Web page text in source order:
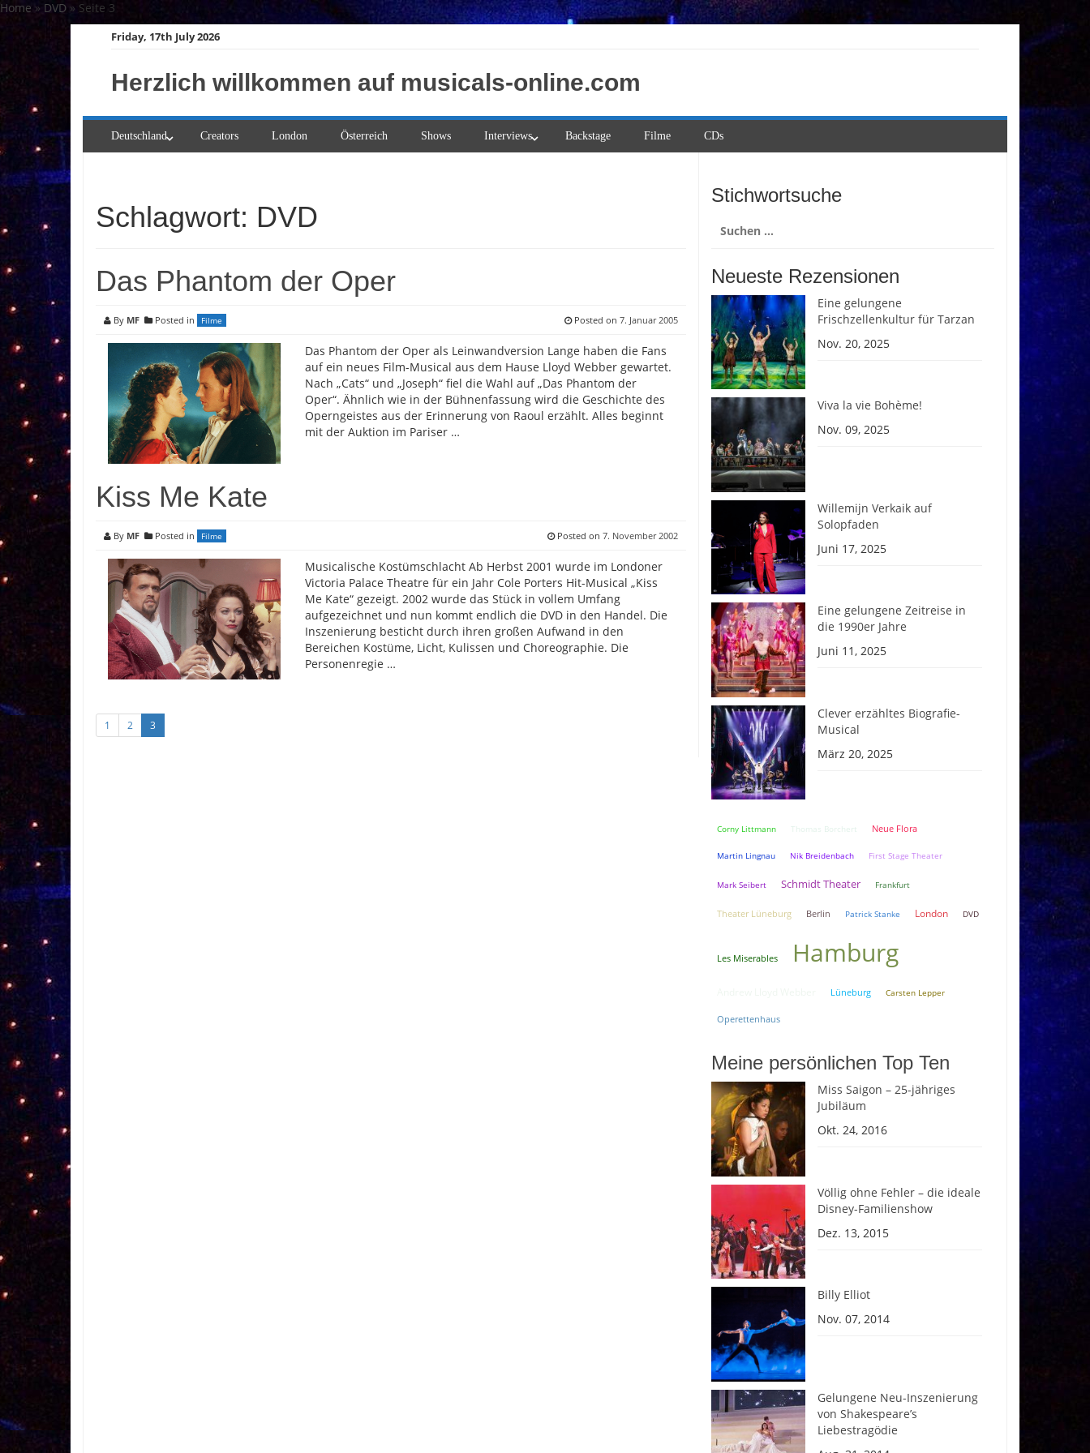
Skip
Home » DVD » Seite 3
Friday, 17th July 2026
Herzlich willkommen auf musicals-online.com
Deutschland Creators London Österreich Shows Interviews Backstage Filme CDs
Schlagwort: DVD
Das Phantom der Oper
By MF Posted in Filme Posted on 7. Januar 2005
Das Phantom der Oper als Leinwandversion Lange haben die Fans
auf ein neues Film-Musical aus dem Hause Lloyd Webber gewartet.
Nach „Cats“ und „Joseph“ fiel die Wahl auf „Das Phantom der
Oper“. Ähnlich wie in der Bühnenfassung wird die Geschichte des
Operngeistes aus der Erinnerung von Raoul erzählt. Alles beginnt
mit der Auktion im Pariser …
Kiss Me Kate
By MF Posted in Filme Posted on 7. November 2002
Musicalische Kostümschlacht Ab Herbst 2001 wurde im Londoner
Victoria Palace Theatre für ein Jahr Cole Porters Hit-Musical „Kiss
Me Kate“ gezeigt. 2002 wurde das Stück in vollem Umfang
aufgezeichnet und nun kommt endlich die DVD in den Handel. Die
Inszenierung besticht durch ihren großen Aufwand in den
Bereichen Kostüme, Licht, Kulissen und Choreographie. Die
Personenregie …
1 2 3
Stichwortsuche
nach:
Neueste Rezensionen
Eine gelungene
Frischzellenkultur für Tarzan
Nov. 20, 2025
Viva la vie Bohème!
Nov. 09, 2025
Willemijn Verkaik auf
Solopfaden
Juni 17, 2025
Eine gelungene Zeitreise in
die 1990er Jahre
Juni 11, 2025
Clever erzähltes Biografie-
Musical
März 20, 2025
Corny Littmann Thomas Borchert Neue Flora
Martin Lingnau Nik Breidenbach First Stage Theater
Mark Seibert Schmidt Theater Frankfurt
Theater Lüneburg Berlin Patrick Stanke London DVD
Les Miserables Hamburg
Lüneburg Carsten Lepper
Operettenhaus
Meine persönlichen Top Ten
Miss Saigon – 25-jähriges
Jubiläum
Okt. 24, 2016
Völlig ohne Fehler – die ideale
Disney-Familienshow
Dez. 13, 2015
Billy Elliot
Nov. 07, 2014
Gelungene Neu-Inszenierung
von Shakespeare’s
Liebestragödie